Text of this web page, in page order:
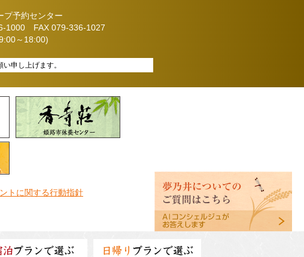
プ予約センター
1000 FAX 079-336-1027
～18:00)
申し上げます。
泊プランで選ぶ 日帰り プランで選ぶ
トに関する行動指針